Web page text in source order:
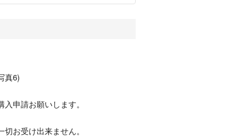
真6)
申請お願いします。
お受け出来ません。